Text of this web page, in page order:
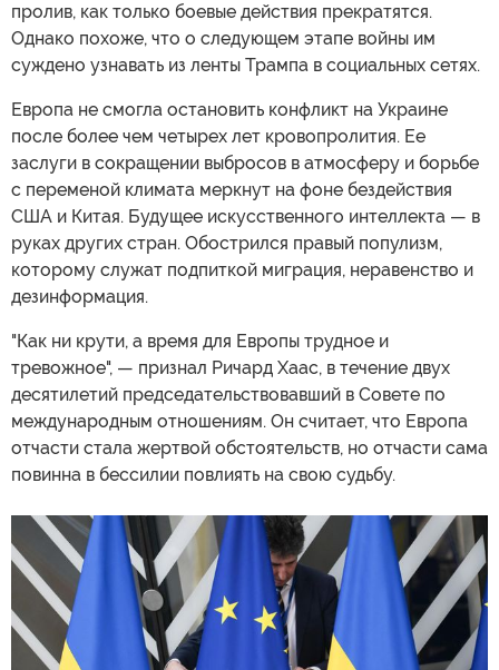
пролив, как только боевые действия прекратятся.
Однако похоже, что о следующем этапе войны им
суждено узнавать из ленты Трампа в социальных сетях.
Европа не смогла остановить конфликт на Украине
после более чем четырех лет кровопролития. Ее
заслуги в сокращении выбросов в атмосферу и борьбе
с переменой климата меркнут на фоне бездействия
США и Китая. Будущее искусственного интеллекта — в
руках других стран. Обострился правый популизм,
которому служат подпиткой миграция, неравенство и
дезинформация.
"Как ни крути, а время для Европы трудное и
тревожное", — признал Ричард Хаас, в течение двух
десятилетий председательствовавший в Совете по
международным отношениям. Он считает, что Европа
отчасти стала жертвой обстоятельств, но отчасти сама
повинна в бессилии повлиять на свою судьбу.